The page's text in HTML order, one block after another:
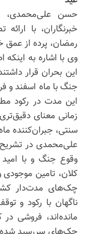
حسن علی‌محمدی،
خبرنگاران، با
رمضان، پرده از عمق
وی با اشاره به
این بحران قرار
زمانی معنای
سنتی، جبران‌کننده
علی‌محمدی در
وقوع جنگ و با
کلان، تامین موجودی
چک‌های مدت‌دار
ناگهان با رکود و
مانده‌اند، فروشی